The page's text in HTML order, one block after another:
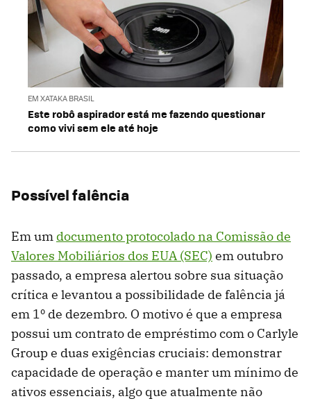
EM XATAKA BRASIL
Este robô aspirador está me fazendo questionar
como vivi sem ele até hoje
Possível falência
Em um documento protocolado na Comissão de
Valores Mobiliários dos EUA (SEC) em outubro
passado, a empresa alertou sobre sua situação
crítica e levantou a possibilidade de falência já
em 1º de dezembro. O motivo é que a empresa
possui um contrato de empréstimo com o Carlyle
Group e duas exigências cruciais: demonstrar
capacidade de operação e manter um mínimo de
ativos essenciais, algo que atualmente não